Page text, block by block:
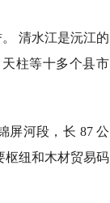
清水江是沅江的
柱等十多个县市
河段，长 87 公
枢纽和木材贸易码